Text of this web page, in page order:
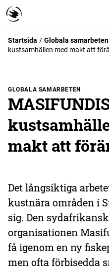
Startsida Globala samarbeten
kustsamhällen med makt att
GLOBALA SAMARBETEN
makt att
Det långsiktiga
kustnära områden i
sig. Den
organisationen
få igenom en ny
men ofta förbisedda